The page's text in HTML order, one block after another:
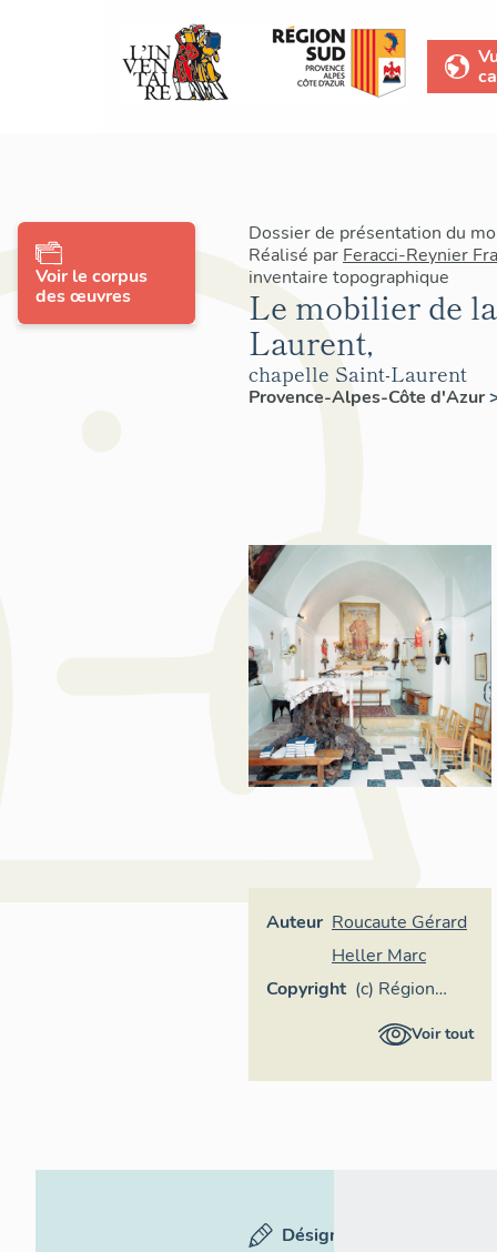
Dossier de présentation du
Réalisé par Feracci-Reynier
inventaire topographique
Le mobilier de
Laurent,
chapelle Saint-Laurent
Provence-Alpes-Côte d'Azur
Auteur Roucaute Gérard
Heller Marc
Copyright (c) Région
Provence-
d'Azur -
Voir tout
Voir le corpus
des œuvres
Désignation